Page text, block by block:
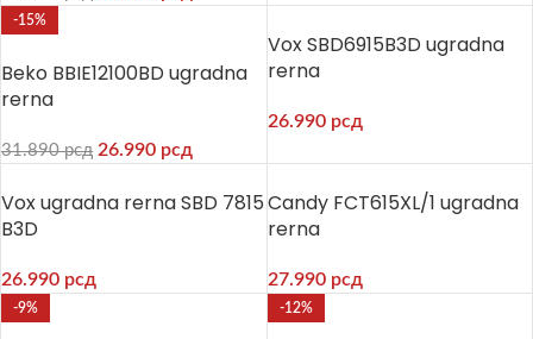
-15%
Beko BBIE12100BD ugradna
rerna
31.890рсд 26.990 рсд
Vox SBD6915B3D ugradna
rerna
26.990 рсд
Vox ugradna rerna SBD 7815
B3D
26.990 рсд
Candy FCT615XL/1 ugradna
rerna
27.990 рсд
-9% -12%